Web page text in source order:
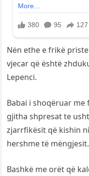
Nën ethe e frikë
vjecar që është
Lepenci.
Babai i shoqëruar
gjitha shpresat te
zjarrfikësit që kishin
hershme të mëngjesit.
Bashkë me orët që